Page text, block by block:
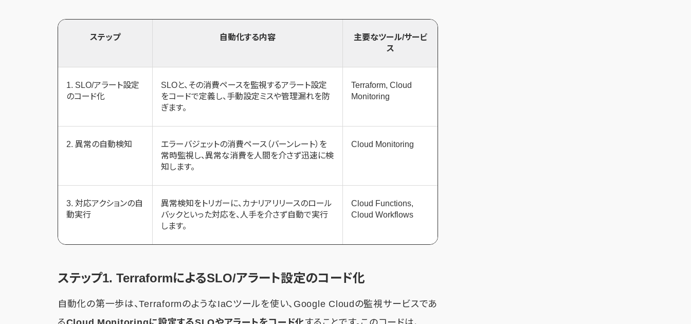
ステップ 自動化する内容
主要なツール/サービ
ス
1. SLO/アラート設定
のコード化
SLOと、その消費ペースを監視するアラート設定
をコードで定義し、手動設定ミスや管理漏れを防
ぎます。
Terraform, Cloud
Monitoring
2. 異常の自動検知
エラーバジェットの消費ペース（バーンレート）を
常時監視し、異常な消費を人間を介さず迅速に検
知します。
Cloud Monitoring
3. 対応アクションの自
動実行
異常検知をトリガーに、カナリアリリースのロール
バックといった対応を、人手を介さず自動で実行
します。
Cloud Functions,
Cloud Workflows
ステップ1. TerraformによるSLO/アラート設定のコード化
自動化の第一歩は、TerraformのようなIaCツールを使い、Google Cloudの監視サービスであ